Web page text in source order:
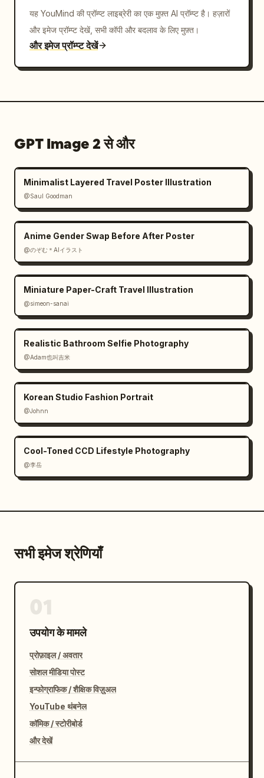
यह YouMind की प्रॉम्प्ट लाइब्रेरी का एक मुफ़्त AI प्रॉम्प्ट है। हज़ारों
और इमेज प्रॉम्प्ट देखें, सभी कॉपी और बदलाव के लिए मुफ़्त।
और इमेज प्रॉम्प्ट देखें
GPT Image 2 से और
Minimalist Layered Travel Poster Illustration
@Saul Goodman
Anime Gender Swap Before After Poster
@のぞむ＊AIイラスト
Miniature Paper-Craft Travel Illustration
@simeon-sanai
Realistic Bathroom Selfie Photography
@Adam也叫吉米
Korean Studio Fashion Portrait
@Johnn
Cool-Toned CCD Lifestyle Photography
@李岳
सभी इमेज श्रेणियाँ
उपयोग के मामले
प्रोफ़ाइल / अवतार
सोशल मीडिया पोस्ट
इन्फोग्राफिक / शैक्षिक विज़ुअल
YouTube थंबनेल
कॉमिक / स्टोरीबोर्ड
और देखें